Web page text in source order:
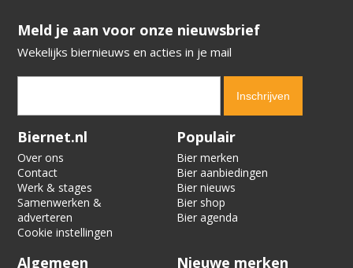
​​​​​​​Meld je aan voor onze nieuwsbrief
Wekelijks biernieuws en acties in je mail
Verification code:
Biernet.nl
Over ons
Contact
Werk & stages
Samenwerken &
adverteren
Cookie instellingen
Populair
Bier merken
Bier aanbiedingen
Bier nieuws
Bier shop
Bier agenda
Algemeen Nieuwe merken